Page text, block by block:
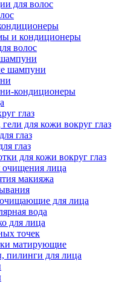
для волос
и кондиционеры
волос
шампуни
кондиционеры
глаз
для кожи вокруг глаз
глаз
глаз
для кожи вокруг глаз
очищения лица
макияжа
для лица
вода
для лица
точек
матирующие
пилинги для лица